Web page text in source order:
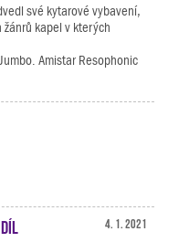
své kytarové vybavení,
kapel v kterých
Amistar Resophonic
4. 1. 2021